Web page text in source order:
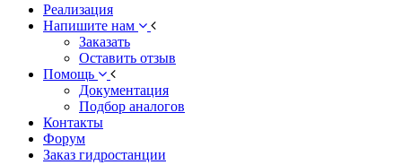
Реализация
Напишите нам
Заказать
Оставить отзыв
Помощь
Документация
Подбор аналогов
Контакты
Форум
Заказ гидростанции